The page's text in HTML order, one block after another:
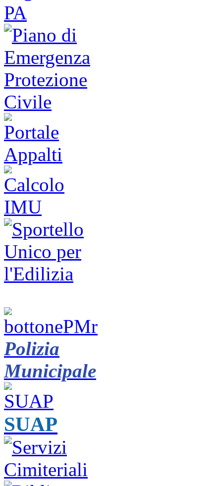
Polizia
Municipale
SUAP